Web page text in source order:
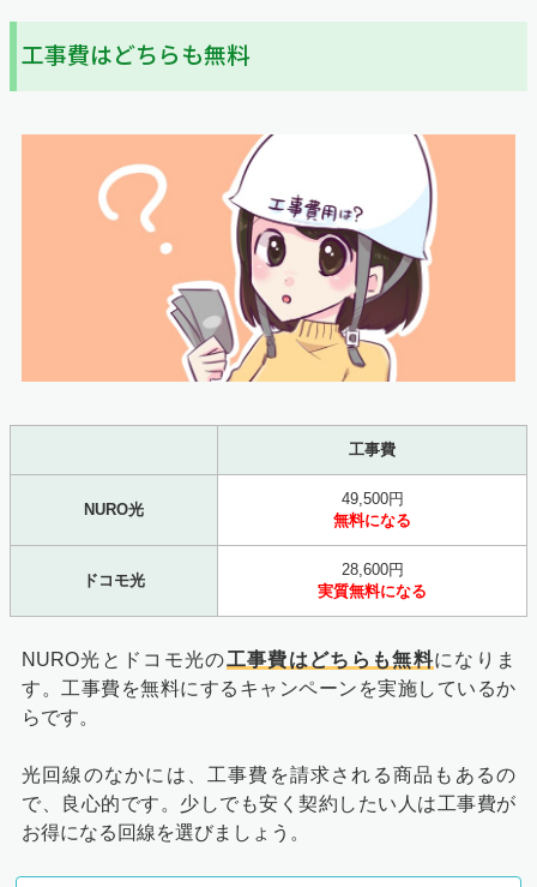
工事費はどちらも無料
工事費
NURO光
49,500円
無料になる
ドコモ光
28,600円
実質無料になる
NURO光とドコモ光の工事費はどちらも無料になりま
す。工事費を無料にするキャンペーンを実施しているか
らです。
光回線のなかには、工事費を請求される商品もあるの
で、良心的です。少しでも安く契約したい人は工事費が
お得になる回線を選びましょう。